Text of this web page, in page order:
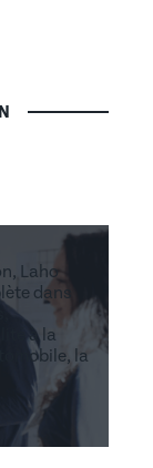
Laho
dans
à la
la